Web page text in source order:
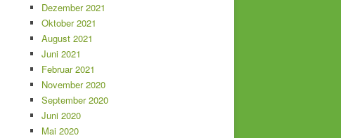
Dezember 2021
Oktober 2021
August 2021
Juni 2021
Februar 2021
November 2020
September 2020
Juni 2020
Mai 2020